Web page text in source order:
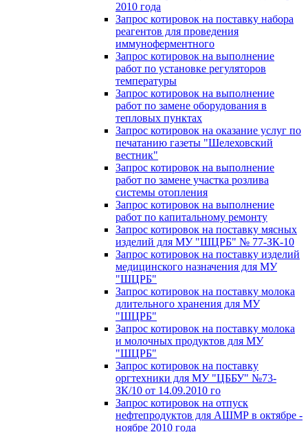
2010 года
Запрос котировок на поставку набора
реагентов для проведения
иммуноферментного
Запрос котировок на выполнение
работ по установке регуляторов
температуры
Запрос котировок на выполнение
работ по замене оборудования в
тепловых пунктах
Запрос котировок на оказание услуг по
печатанию газеты "Шелеховский
вестник"
Запрос котировок на выполнение
работ по замене участка розлива
системы отопления
Запрос котировок на выполнение
работ по капитальному ремонту
Запрос котировок на поставку мясных
изделий для МУ "ШЦРБ" № 77-ЗК-10
Запрос котировок на поставку изделий
медицинского назначения для МУ
"ШЦРБ"
Запрос котировок на поставку молока
длительного хранения для МУ
"ШЦРБ"
Запрос котировок на поставку молока
и молочных продуктов для МУ
"ШЦРБ"
Запрос котировок на поставку
оргтехники для МУ "ЦББУ" №73-
ЗК/10 от 14.09.2010 го
Запрос котировок на отпуск
нефтепродуктов для АШМР в октябре -
ноябре 2010 года